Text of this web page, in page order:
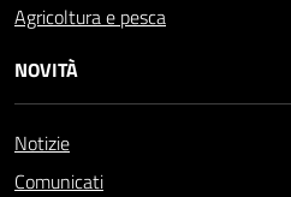
Agricoltura e pesca
NOVITÀ
Notizie
Comunicati